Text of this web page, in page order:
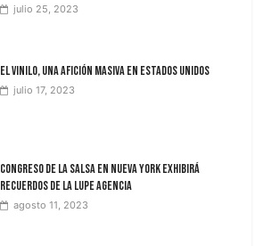
julio 25, 2023
El vinilo, una afición masiva en Estados Unidos
julio 17, 2023
Congreso de la Salsa en Nueva York exhibirá
recuerdos de La Lupe Agencia
agosto 11, 2023